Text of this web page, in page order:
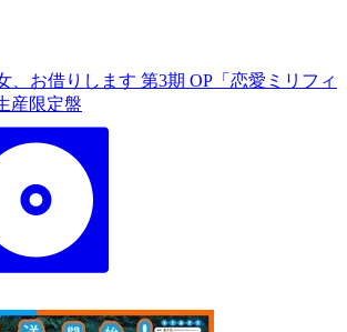
、お借りします 第3期 OP「恋愛ミリフィ
産限定盤